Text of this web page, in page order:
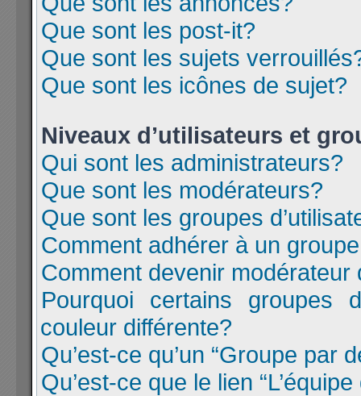
Que sont les post-it?
Que sont les sujets
Que sont les icônes de sujet?
Niveaux d’utilisateurs et
Qui sont les administrateurs?
Que sont les modérateurs?
Que sont les groupes
Comment adhérer à un
Comment devenir modérateur
Pourquoi certains groupes
couleur différente?
Qu’est-ce qu’un “Groupe par
Qu’est-ce que le lien